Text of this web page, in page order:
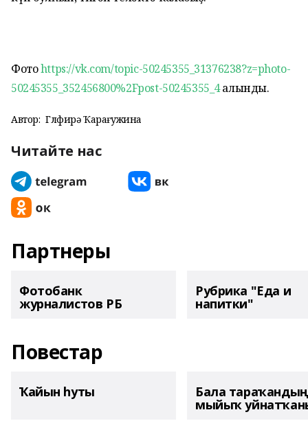
Фотоhttps://vk.com/topic-50245355_31376238?z=photo-
50245355_352456800%2Fpost-50245355_4алынды.
Автор: Гөлфирә Ҡарағужина
Читайте нас
Партнеры
Фотобанк
журналистов РБ
Рубрика "Еда и
напитки"
Повестар
Ҡайын һуты Бала тараҡандың
мыйыҡ